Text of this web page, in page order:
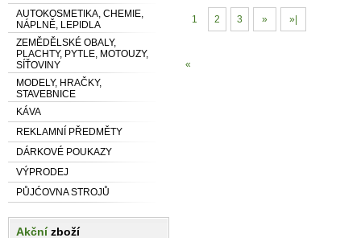
AUTOKOSMETIKA, CHEMIE,
NÁPLNĚ, LEPIDLA
ZEMĚDĚLSKÉ OBALY,
PLACHTY, PYTLE, MOTOUZY,
SÍŤOVINY
MODELY, HRAČKY,
STAVEBNICE
KÁVA
REKLAMNÍ PŘEDMĚTY
DÁRKOVÉ POUKAZY
VÝPRODEJ
PŮJĆOVNA STROJŮ
Akčnízboží
1 2 3 » »|
«